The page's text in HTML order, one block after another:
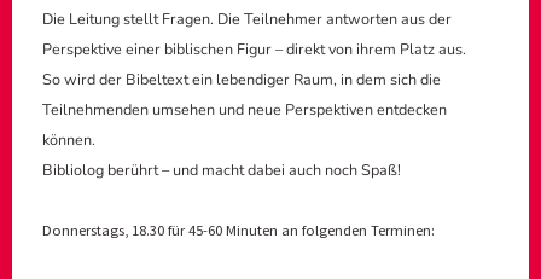
Die Leitung stellt Fragen. Die Teilnehmer antworten aus der
Perspektive einer biblischen Figur – direkt von ihrem Platz aus.
So wird der Bibeltext ein lebendiger Raum, in dem sich die
Teilnehmenden umsehen und neue Perspektiven entdecken
können.
Bibliolog berührt – und macht dabei auch noch Spaß!
Donnerstags, 18.30 für 45-60 Minuten an folgenden Terminen: